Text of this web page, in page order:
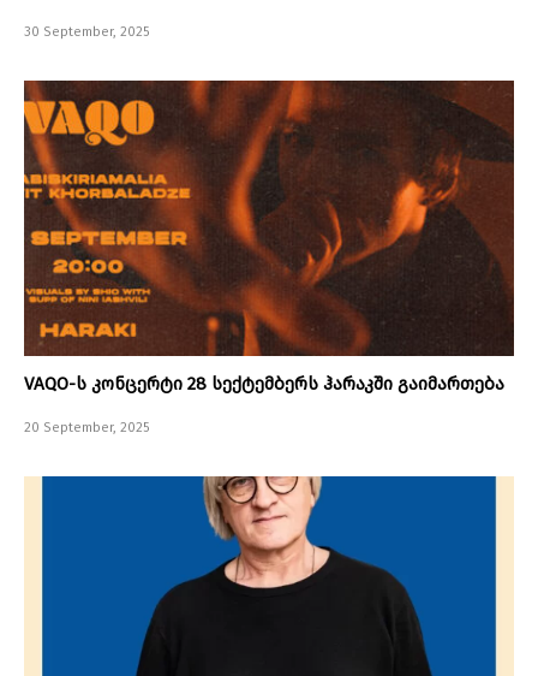
30 September, 2025
VAQO-ს კონცერტი 28 სექტემბერს ჰარაკში გაიმართება
20 September, 2025